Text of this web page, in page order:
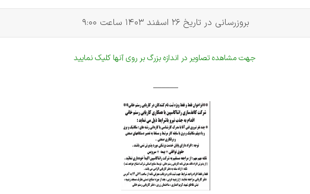
بروزرسانی در تاریخ 26 اسفند 1403 ساعت 9:00
جهت مشاهده تصاویر در اندازه بزرگ بر روی آنها کلیک نمایید
______